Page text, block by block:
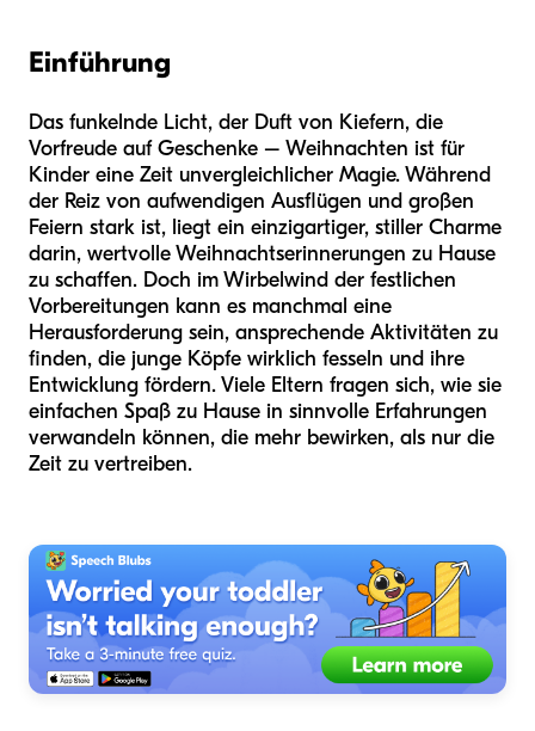
Einführung
Das funkelnde Licht, der Duft von Kiefern, die
Vorfreude auf Geschenke – Weihnachten ist für
Kinder eine Zeit unvergleichlicher Magie. Während
der Reiz von aufwendigen Ausflügen und großen
Feiern stark ist, liegt ein einzigartiger, stiller Charme
darin, wertvolle Weihnachtserinnerungen zu Hause
zu schaffen. Doch im Wirbelwind der festlichen
Vorbereitungen kann es manchmal eine
Herausforderung sein, ansprechende Aktivitäten zu
finden, die junge Köpfe wirklich fesseln und ihre
Entwicklung fördern. Viele Eltern fragen sich, wie sie
einfachen Spaß zu Hause in sinnvolle Erfahrungen
verwandeln können, die mehr bewirken, als nur die
Zeit zu vertreiben.